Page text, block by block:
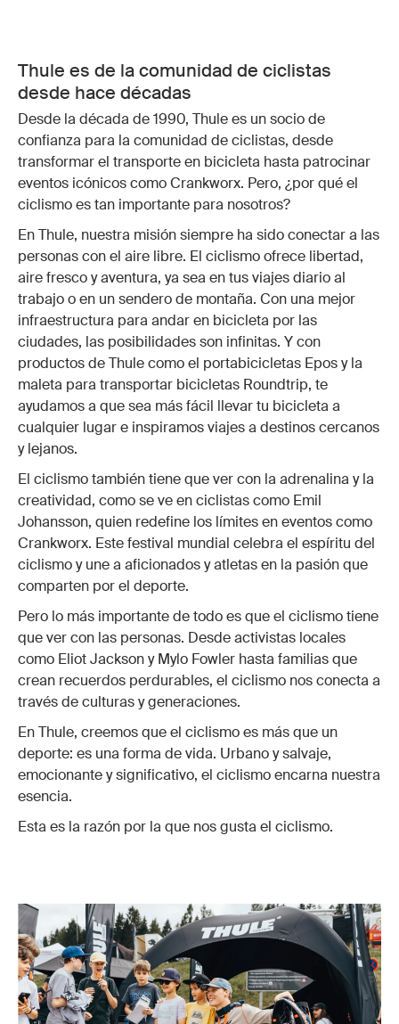
Thule es de la comunidad de ciclistas
desde hace décadas
Desde la década de 1990, Thule es un socio de
confianza para la comunidad de ciclistas, desde
transformar el transporte en bicicleta hasta patrocinar
eventos icónicos como Crankworx. Pero, ¿por qué el
ciclismo es tan importante para nosotros?
En Thule, nuestra misión siempre ha sido conectar a las
personas con el aire libre. El ciclismo ofrece libertad,
aire fresco y aventura, ya sea en tus viajes diario al
trabajo o en un sendero de montaña. Con una mejor
infraestructura para andar en bicicleta por las
ciudades, las posibilidades son infinitas. Y con
productos de Thule como el portabicicletas Epos y la
maleta para transportar bicicletas Roundtrip, te
ayudamos a que sea más fácil llevar tu bicicleta a
cualquier lugar e inspiramos viajes a destinos cercanos
y lejanos.
El ciclismo también tiene que ver con la adrenalina y la
creatividad, como se ve en ciclistas como Emil
Johansson, quien redefine los límites en eventos como
Crankworx. Este festival mundial celebra el espíritu del
ciclismo y une a aficionados y atletas en la pasión que
comparten por el deporte.
Pero lo más importante de todo es que el ciclismo tiene
que ver con las personas. Desde activistas locales
como Eliot Jackson y Mylo Fowler hasta familias que
crean recuerdos perdurables, el ciclismo nos conecta a
través de culturas y generaciones.
En Thule, creemos que el ciclismo es más que un
deporte: es una forma de vida. Urbano y salvaje,
emocionante y significativo, el ciclismo encarna nuestra
esencia.
Esta es la razón por la que nos gusta el ciclismo.